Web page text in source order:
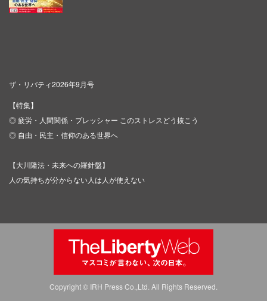
ザ・リバティ2026年9月号
【特集】
◎ 疲労・人間関係・プレッシャー このストレスどう抜こう
◎ 自由・民主・信仰のある世界へ
【大川隆法・未来への羅針盤】
人の気持ちが分からない人は人が使えない
Copyright © IRH Press Co.,Ltd. All Rights Reserved.